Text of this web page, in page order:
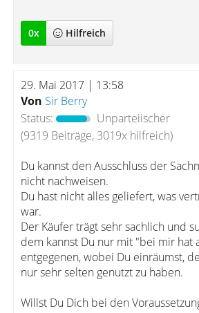
0x Hilfreich
29. Mai 2017 | 13:58
Von Sir Berry
Status:
Unparteiischer
(9319 Beiträge, 3019x hilfreich)
Du kannst den Ausschluss der
nicht nachweisen.
Du hast nicht alles geliefert, was
war.
Der Käufer trägt sehr sachlich und
dem kannst Du nur mit "bei mir hat
entgegenen, wobei Du einräumst,
nur sehr selten genutzt zu haben.
Willst Du Dich bei den